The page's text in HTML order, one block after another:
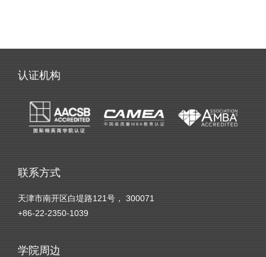
对商学院校友事务中心的接待及介绍表示感谢，
校友之家的设计等方面处处体现了学院对校友的
学院校友工作中校友返校、校友活动、组织架构
的建设、捐赠等重点问题进行深入交流，均表示
后，高琪在校友留言墙上写下了“友谊长存”四个
字，为两院校友工作进一步加强交流与合作做了
最好的注解。
认证机构
联系方式
天津市南开区白堤路121号， 300071
+86-22-2350-1039
学院周边